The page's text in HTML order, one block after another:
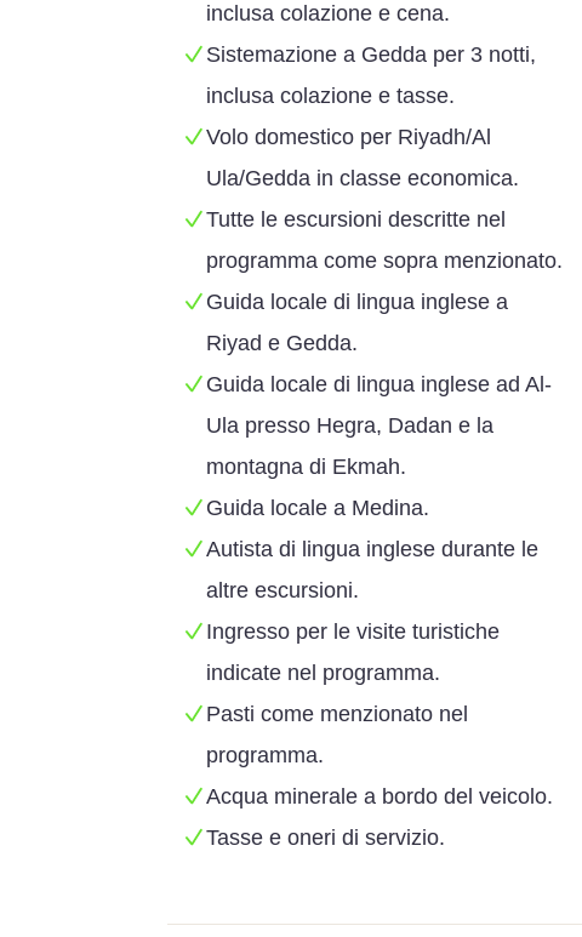
inclusa colazione e cena.
Sistemazione a Gedda per 3 notti,
inclusa colazione e tasse.
Volo domestico per Riyadh/Al
Ula/Gedda in classe economica.
Tutte le escursioni descritte nel
programma come sopra menzionato.
Guida locale di lingua inglese a
Riyad e Gedda.
Guida locale di lingua inglese ad Al-
Ula presso Hegra, Dadan e la
montagna di Ekmah.
Guida locale a Medina.
Autista di lingua inglese durante le
altre escursioni.
Ingresso per le visite turistiche
indicate nel programma.
Pasti come menzionato nel
programma.
Acqua minerale a bordo del veicolo.
Tasse e oneri di servizio.